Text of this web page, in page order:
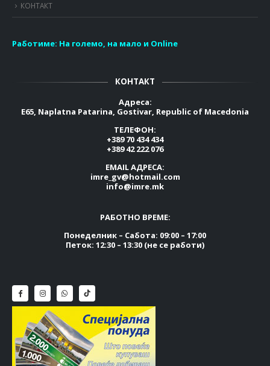
КОНТАКТ
Работиме: На големо, на мало и Online
КОНТАКТ
Адреса:
E65, Naplatna Patarina, Gostivar, Republic of Macedonia
ТЕЛЕФОН:
+389 70 434 434
+389 42 222 076
EMAIL АДРЕСА:
imre_gv@hotmail.com
info@imre.mk
РАБОТНО ВРЕМЕ:
Понеделник – Сабота: 09:00 – 17:00
Петок: 12:30 – 13:30 (не се работи)